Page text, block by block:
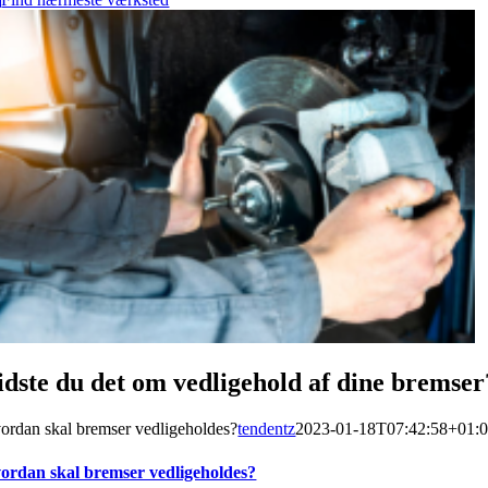
du det om vedligehold af dine
skal bremser vedligeholdes?tendentz2023-01-
skal bremser vedligeholdes?